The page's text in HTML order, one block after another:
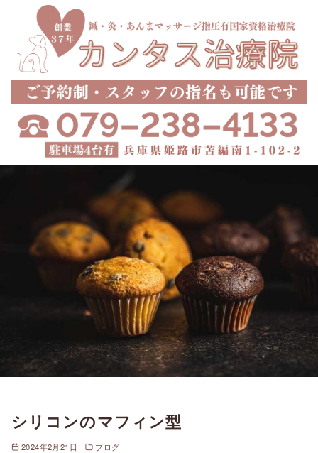
シリコンのマフィン型
2024年2月21日 ブログ